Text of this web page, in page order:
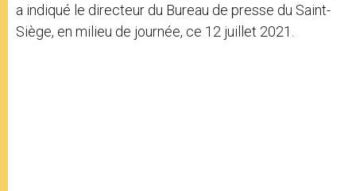
a indiqué le directeur du Bureau de presse du Saint-
Siège, en milieu de journée, ce 12 juillet 2021.